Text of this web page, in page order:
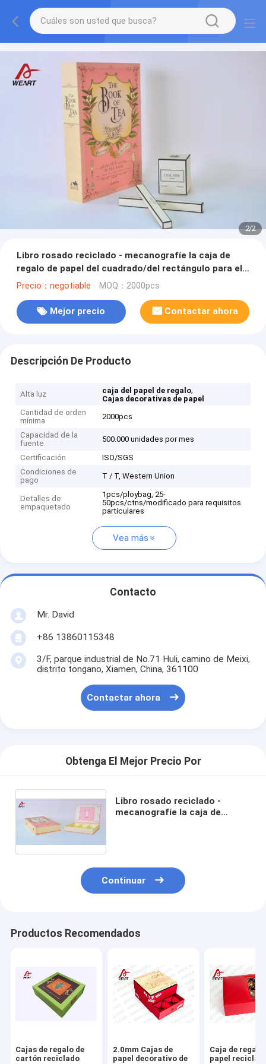
1/2
Libro rosado reciclado - mecanografíe la caja de
regalo de papel del cuadrado/del rectángulo para el
té de la fruta
Precio：negotiable MOQ：2000pcs
Mejor precio Contactar ahora
Descripción De Producto
Alta luz caja del papel de regalo,
Cajas decorativas de papel
Cantidad de orden
mínima
2000pcs
Capacidad de la
fuente
500.000 unidades por mes
Certificación
ISO/SGS
Condiciones de
pago
T / T, Western Union
Detalles de
empaquetado
1pcs/ploybag, 25-
50pcs/ctns/modificado para requisitos
particulares
Vea más
Contacto
Mr. David
+86 13860115348
3/F, parque industrial de No.71 Huli, camino de Meixi,
distrito tongano, Xiamen, China, 361100
Contactar ahora
Obtenga El Mejor Precio Por
Libro rosado reciclado -
mecanografíe la caja de
Continuar
Productos Recomendados
Cajas de regalo de
cartón reciclado
2.0mm Cajas de
papel decorativo de
Caja de regalo
papel